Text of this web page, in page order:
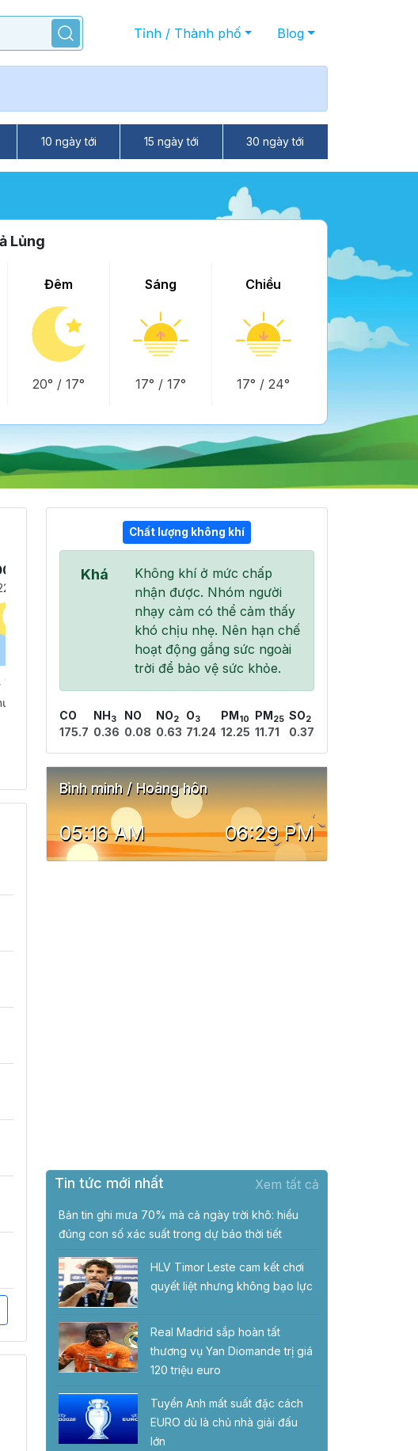
Tỉnh / Thành phố Blog
10 ngày tới 15 ngày tới 30 ngày tới
Lủng
Đêm
20° / 17°
Sáng
17° / 17°
Chiều
17° / 24°
21:00 22:00
20°/20°
Chất lượng không khí
Khá
Không khí ở mức chấp
nhận được. Nhóm người
nhạy cảm có thể cảm thấy
khó chịu nhẹ. Nên hạn chế
hoạt động gắng sức ngoài
trời để bảo vệ sức khỏe.
CO
175.7
NH 3
0.36
NO
0.08
NO2
0.63
O3
71.24
PM 10
12.25
PM 25
11.71
SO2
0.37
Bình minh / Hoàng hôn
05:16 AM 06:29 PM
Tin tức mới nhất Xem tất cả
Bản tin ghi mưa 70% mà cả ngày trời khô: hiểu
đúng con số xác suất trong dự báo thời tiết
HLV Timor Leste cam kết chơi
quyết liệt nhưng không bạo lực
Real Madrid sắp hoàn tất
thương vụ Yan Diomande trị giá
120 triệu euro
Tuyển Anh mất suất đặc cách
EURO dù là chủ nhà giải đấu
lớn